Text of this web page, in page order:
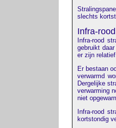
slechts
Infra-
Infra-rood
gebruikt
er zijn
Er bestaan
verwarmd
Dergelijke
verwarming
niet
Infra-rood
kortstondig